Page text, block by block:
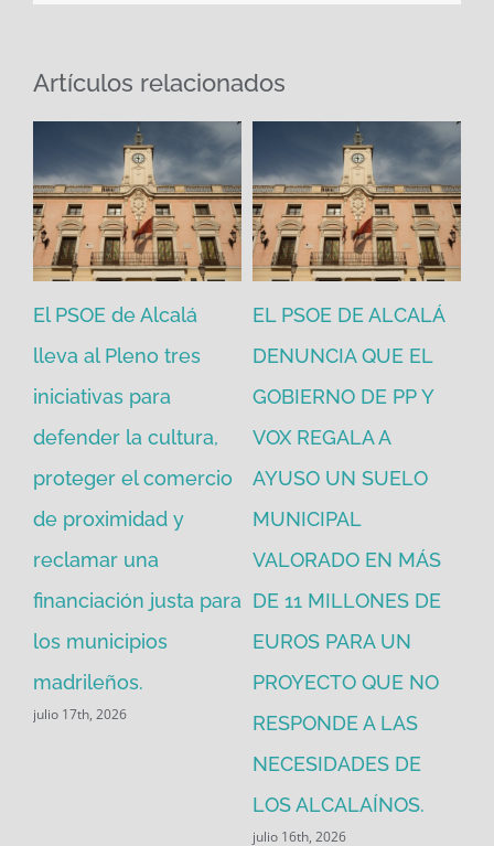
Artículos relacionados
El PSOE de Alcalá
lleva al Pleno tres
iniciativas para
defender la cultura,
proteger el comercio
de proximidad y
reclamar una
financiación justa para
los municipios
madrileños.
julio 17th, 2026
EL PSOE DE ALCALÁ
DENUNCIA QUE EL
GOBIERNO DE PP Y
VOX REGALA A
AYUSO UN SUELO
MUNICIPAL
VALORADO EN MÁS
DE 11 MILLONES DE
EUROS PARA UN
PROYECTO QUE NO
RESPONDE A LAS
NECESIDADES DE
LOS ALCALAÍNOS.
julio 16th, 2026